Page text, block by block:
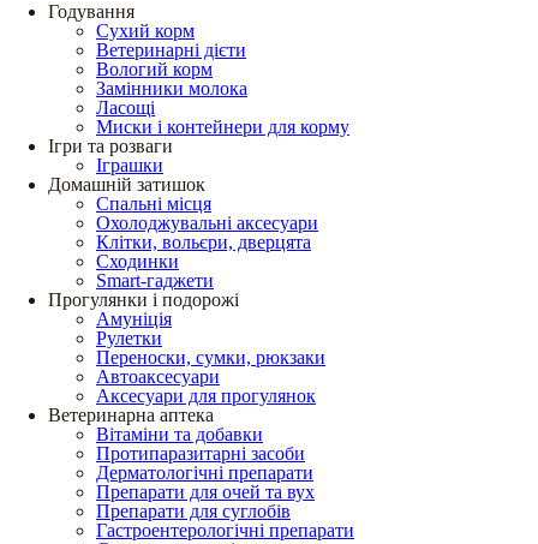
Годування
Сухий корм
Ветеринарні дієти
Вологий корм
Замінники молока
Ласощі
Миски і контейнери для корму
Ігри та розваги
Іграшки
Домашній затишок
Спальні місця
Охолоджувальні аксесуари
Клітки, вольєри, дверцята
Сходинки
Smart-гаджети
Прогулянки і подорожі
Амуніція
Рулетки
Переноски, сумки, рюкзаки
Автоаксесуари
Аксесуари для прогулянок
Ветеринарна аптека
Вітаміни та добавки
Протипаразитарні засоби
Дерматологічні препарати
Препарати для очей та вух
Препарати для суглобів
Гастроентерологічні препарати